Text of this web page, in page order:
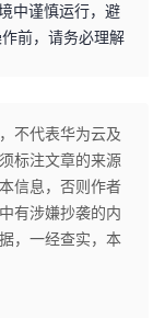
中谨慎运行，避
前，请务必理解
不代表华为云及
标注文章的来源
信息，否则作者
有涉嫌抄袭的内
，一经查实，本